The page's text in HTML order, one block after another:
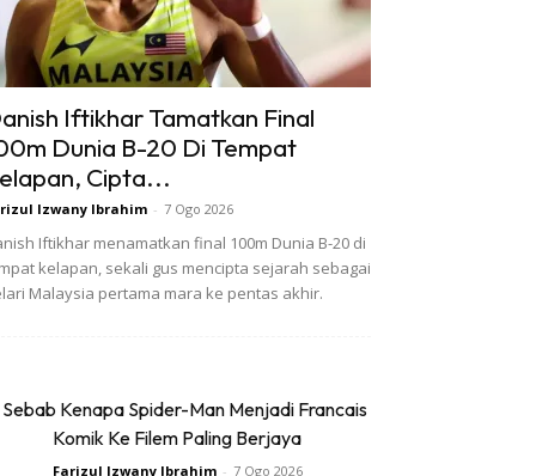
Iftikhar Tamatkan Final
Dunia B-20 Di Tempat
Cipta...
Izwany Ibrahim - 7 Ogo 2026
Iftikhar menamatkan final 100m Dunia B-20 di
kelapan, sekali gus mencipta sejarah sebagai
Malaysia pertama mara ke pentas akhir.
Kenapa Spider-Man Menjadi Francais
Komik Ke Filem Paling Berjaya
Farizul Izwany Ibrahim - 7 Ogo 2026